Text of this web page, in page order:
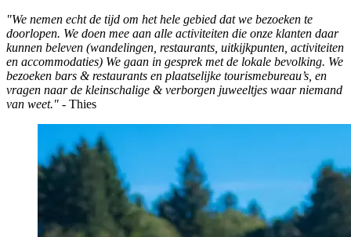
"We nemen echt de tijd om het hele gebied dat we bezoeken te
doorlopen. We doen mee aan alle activiteiten die onze klanten daar
kunnen beleven (wandelingen, restaurants, uitkijkpunten, activiteiten
en accommodaties) We gaan in gesprek met de lokale bevolking. We
bezoeken bars & restaurants en plaatselijke tourismebureau’s, en
vragen naar de kleinschalige & verborgen juweeltjes waar niemand
van weet." - Thies